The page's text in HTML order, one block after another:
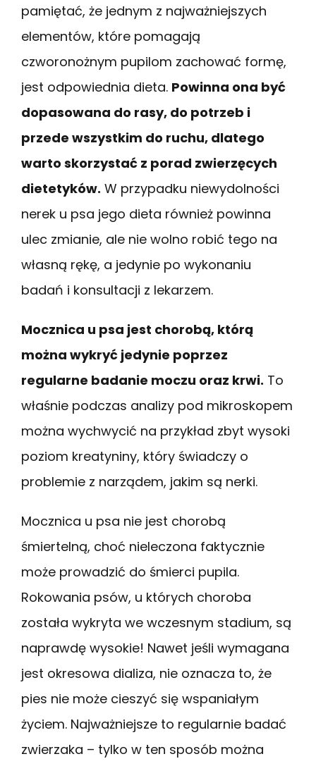
pamiętać, że jednym z najważniejszych
elementów, które pomagają
czworonożnym pupilom zachować formę,
jest odpowiednia dieta. Powinna ona być
dopasowana do rasy, do potrzeb i
przede wszystkim do ruchu, dlatego
warto skorzystać z porad zwierzęcych
dietetyków. W przypadku niewydolności
nerek u psa jego dieta również powinna
ulec zmianie, ale nie wolno robić tego na
własną rękę, a jedynie po wykonaniu
badań i konsultacji z lekarzem.
Mocznica u psa jest chorobą, którą
można wykryć jedynie poprzez
regularne badanie moczu oraz krwi. To
właśnie podczas analizy pod mikroskopem
można wychwycić na przykład zbyt wysoki
poziom kreatyniny, który świadczy o
problemie z narządem, jakim są nerki.
Mocznica u psa nie jest chorobą
śmiertelną, choć nieleczona faktycznie
może prowadzić do śmierci pupila.
Rokowania psów, u których choroba
została wykryta we wczesnym stadium, są
naprawdę wysokie! Nawet jeśli wymagana
jest okresowa dializa, nie oznacza to, że
pies nie może cieszyć się wspaniałym
życiem. Najważniejsze to regularnie badać
zwierzaka – tylko w ten sposób można